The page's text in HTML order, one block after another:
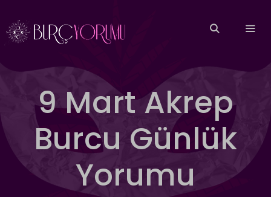
atla
9 Mart Akrep
Burcu Günlük
Yorumu